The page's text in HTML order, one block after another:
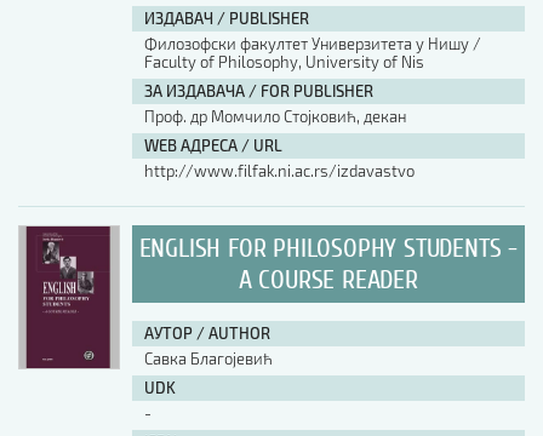
ИЗДАВАЧ / PUBLISHER
Филозофски факултет Универзитета у Нишу /
Faculty of Philosophy, University of Nis
ЗА ИЗДАВАЧА / FOR PUBLISHER
Проф. др Момчило Стојковић, декан
WEB АДРЕСА / URL
http://www.filfak.ni.ac.rs/izdavastvo
ENGLISH FOR PHILOSOPHY STUDENTS -
A COURSE READER
АУТОР / AUTHOR
Савка Благојевић
UDK
-